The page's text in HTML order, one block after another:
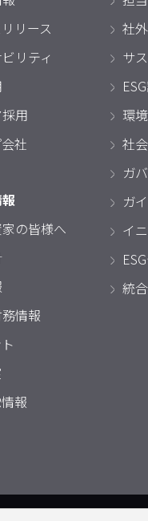
リース
リティ
用
社
の皆様へ
情報
報
社
サ
環境
社会
ガ
ガ
イ
統